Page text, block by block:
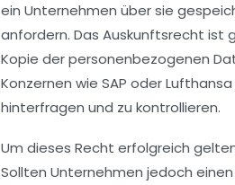
ein Unternehmen über sie
anfordern. Das Auskunftsrecht ist
Kopie der personenbezogenen
Konzernen wie SAP oder
hinterfragen und zu kontrollieren.
Um dieses Recht erfolgreich
Sollten Unternehmen jedoch